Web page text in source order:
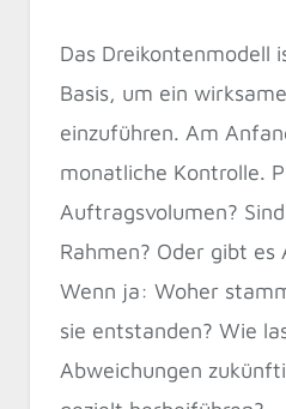
Das Dreikontenmodell
Basis, um ein
einzuführen. Am
monatliche Kontrolle.
Auftragsvolumen?
Rahmen? Oder gibt es
Wenn ja: Woher
sie entstanden? Wie
Abweichungen